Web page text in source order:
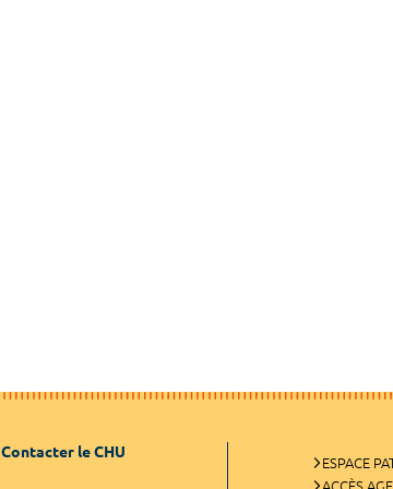
Contacter le CHU
ESPACE
ACCÈS